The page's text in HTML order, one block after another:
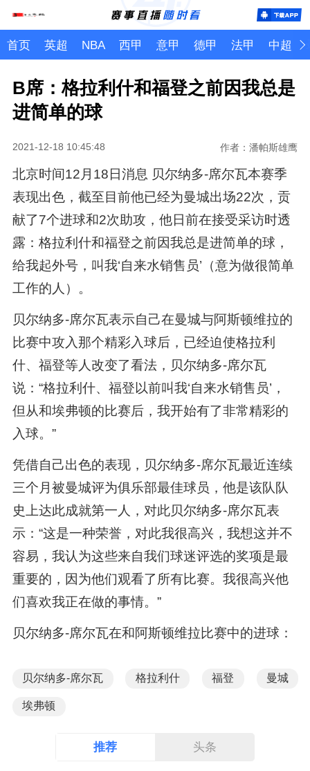
首页 英超 NBA 西甲 意甲 德甲 法甲 中超
B席：格拉利什和福登之前因我总是
进简单的球
2021-12-18 10:45:48 作者：潘帕斯雄鹰
北京时间12月18日消息 贝尔纳多-席尔瓦本赛季
表现出色，截至目前他已经为曼城出场22次，贡
献了7个进球和2次助攻，他日前在接受采访时透
露：格拉利什和福登之前因我总是进简单的球，
给我起外号，叫我‘自来水销售员’（意为做很简单
工作的人）。
贝尔纳多-席尔瓦表示自己在曼城与阿斯顿维拉的
比赛中攻入那个精彩入球后，已经迫使格拉利
什、福登等人改变了看法，贝尔纳多-席尔瓦
说：“格拉利什、福登以前叫我‘自来水销售员’，
但从和埃弗顿的比赛后，我开始有了非常精彩的
入球。”
凭借自己出色的表现，贝尔纳多-席尔瓦最近连续
三个月被曼城评为俱乐部最佳球员，他是该队队
史上达此成就第一人，对此贝尔纳多-席尔瓦表
示：“这是一种荣誉，对此我很高兴，我想这并不
容易，我认为这些来自我们球迷评选的奖项是最
重要的，因为他们观看了所有比赛。我很高兴他
们喜欢我正在做的事情。”
贝尔纳多-席尔瓦在和阿斯顿维拉比赛中的进球：
贝尔纳多-席尔瓦 格拉利什 福登 曼城
埃弗顿
推荐 头条